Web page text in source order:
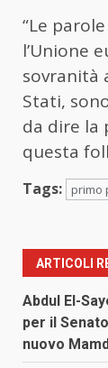
“Le
l’Unione
sovranità
Stati,
da dire la
questa
Tags: primo
ARTICOLI
Abdul El-
per il
nuovo